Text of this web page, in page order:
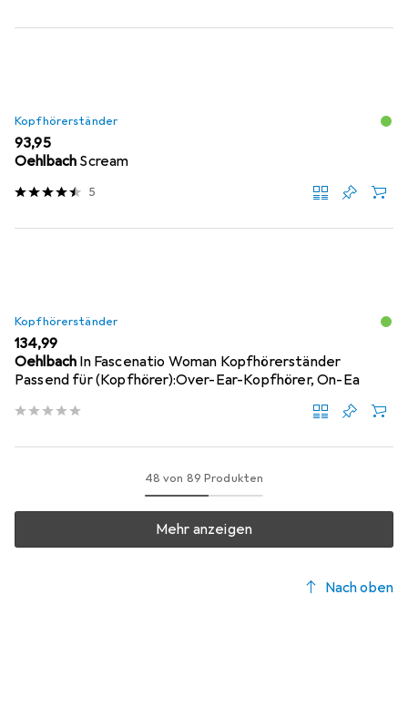
Kopfhörerständer
EUR
93,95
Oehlbach Scream
5
Kopfhörerständer
EUR
134,99
Oehlbach In Fascenatio Woman Kopfhörerständer
Passend für (Kopfhörer):Over-Ear-Kopfhörer, On-Ea
48 von 89 Produkten
Mehr anzeigen
Nach oben